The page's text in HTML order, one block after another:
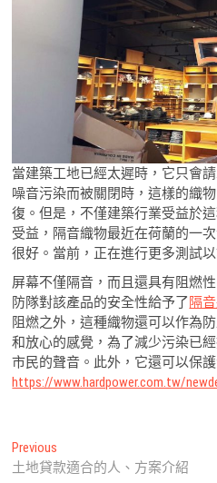
當建築工地已經太遲時，它只會
噪音污染而被關閉時，這樣的織
復。但是，不僅建築行業受益於
受益，隔音織物最近在荷蘭的一
很好。當前，正在進行更多測試
屏幕不僅隔音，而且還具有阻燃
防隊對該產品的安全性給予了 隔
阻燃之外，這種織物還可以作為
和放心的感覺，為了減少污染已
市民的聲音。此外，它還可以保
https://www.hardpower.com.tw/
文
Previous
post:
土地貸款適合的人、方案介紹